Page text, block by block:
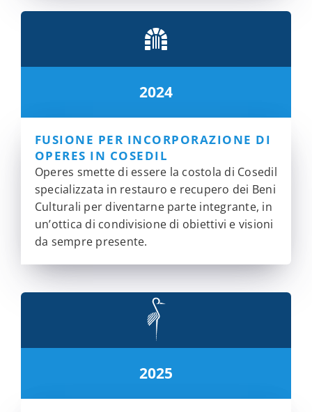
2024
FUSIONE PER INCORPORAZIONE DI
OPERES IN COSEDIL
Operes smette di essere la costola di Cosedil
specializzata in restauro e recupero dei Beni
Culturali per diventarne parte integrante, in
un’ottica di condivisione di obiettivi e visioni
da sempre presente.
2025